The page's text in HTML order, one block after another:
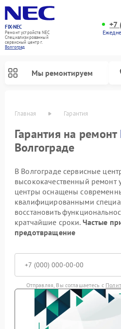
FIX-NEC
Ремонт устройств NEC
Специализированный
cервисный центр г.
Волгоград
+7
Мы ремонтируем
Главная Гарантия
Гарантия на ремонт
Волгограде
В Волгограде сервисные
высококачественный ремонт
центры оснащены
квалифицированными
восстановить
кратчайшие сроки. Частые
предотвращение
Отправляя, Вы соглашаетесь с